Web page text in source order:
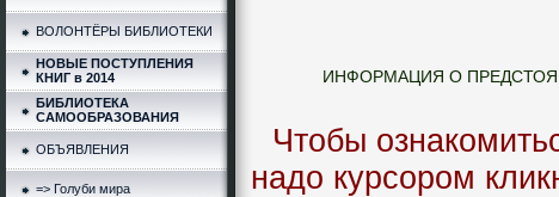
ВОЛОНТЁРЫ БИБЛИОТЕКИ
НОВЫЕ ПОСТУПЛЕНИЯ
КНИГ в 2014
БИБЛИОТЕКА
САМООБРАЗОВАНИЯ
ОБЪЯВЛЕНИЯ
=> Голуби мира
ИНФОРМАЦИЯ О
Чтобы
надо курсором